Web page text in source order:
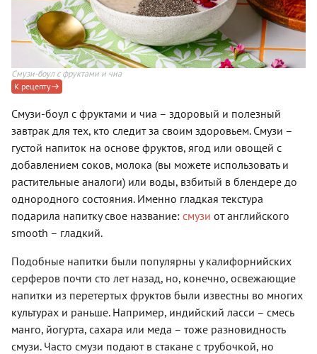
Смузи-боул с фруктами и чиа
К рецепту
Смузи-боул с фруктами и чиа – здоровый и полезный
завтрак для тех, кто следит за своим здоровьем. Смузи –
густой напиток на основе фруктов, ягод или овощей с
добавлением соков, молока (вы можете использовать и
растительные аналоги) или воды, взбитый в блендере до
однородного состояния. Именно гладкая текстура
подарила напитку свое название: смузи от английского
smooth – гладкий.
Подобные напитки были популярны у калифорнийских
серферов почти сто лет назад, но, конечно, освежающие
напитки из перетертых фруктов были известны во многих
культурах и раньше. Например, индийский ласси – смесь
манго, йогурта, сахара или меда – тоже разновидность
смузи. Часто смузи подают в стакане с трубочкой, но